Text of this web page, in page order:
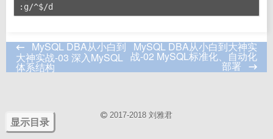
:g/^$/d
MySQL DBA从小白到
大神实战-03 深入MySQL
体系结构
MySQL DBA从小白到大神实
战-02 MySQL标准化、自动化
部署
2017-2018 刘雅君